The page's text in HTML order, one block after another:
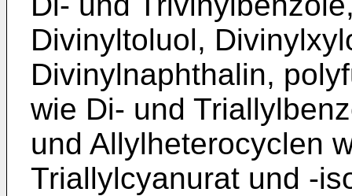
Divinyltoluol,
Divinylnaphthalin,
wie Di- und
und Allylheterocyclen
Triallylcyanurat und -